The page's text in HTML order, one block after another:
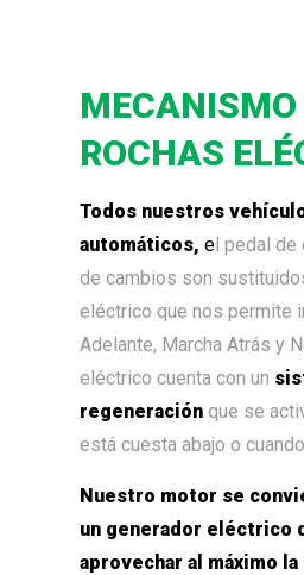
MECANISMO
ROCHAS
Todos nuestros
automáticos, el pedal de
de cambios son
eléctrico que nos permite
Adelante, Marcha Atrás y
eléctrico cuenta con un
regeneraciónque se
está cuesta abajo o
Nuestro motor se
un generador eléctrico
aprovechar al máximo